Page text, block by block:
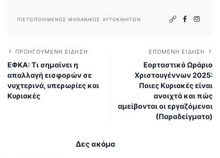
ΠΙΣΤΟΠΟΙΗΜΈΝΟΣ ΜΗΧΑΝΙΚΌΣ ΑΥΤΟΚΙΝΉΤΩΝ
ΠΡΟΗΓΟΎΜΕΝΗ ΕΊΔΗΣΗ
ΕΦΚΑ: Τι σημαίνει η
απαλλαγή εισφορών σε
νυχτερινά, υπερωρίες και
Κυριακές
ΕΠΌΜΕΝΗ ΕΊΔΗΣΗ
Εορταστικό Ωράριο
Χριστουγέννων 2025:
Ποιες Κυριακές είναι
ανοιχτά και πώς
αμείβονται οι εργαζόμενοι
(Παραδείγματα)
Δες ακόμα